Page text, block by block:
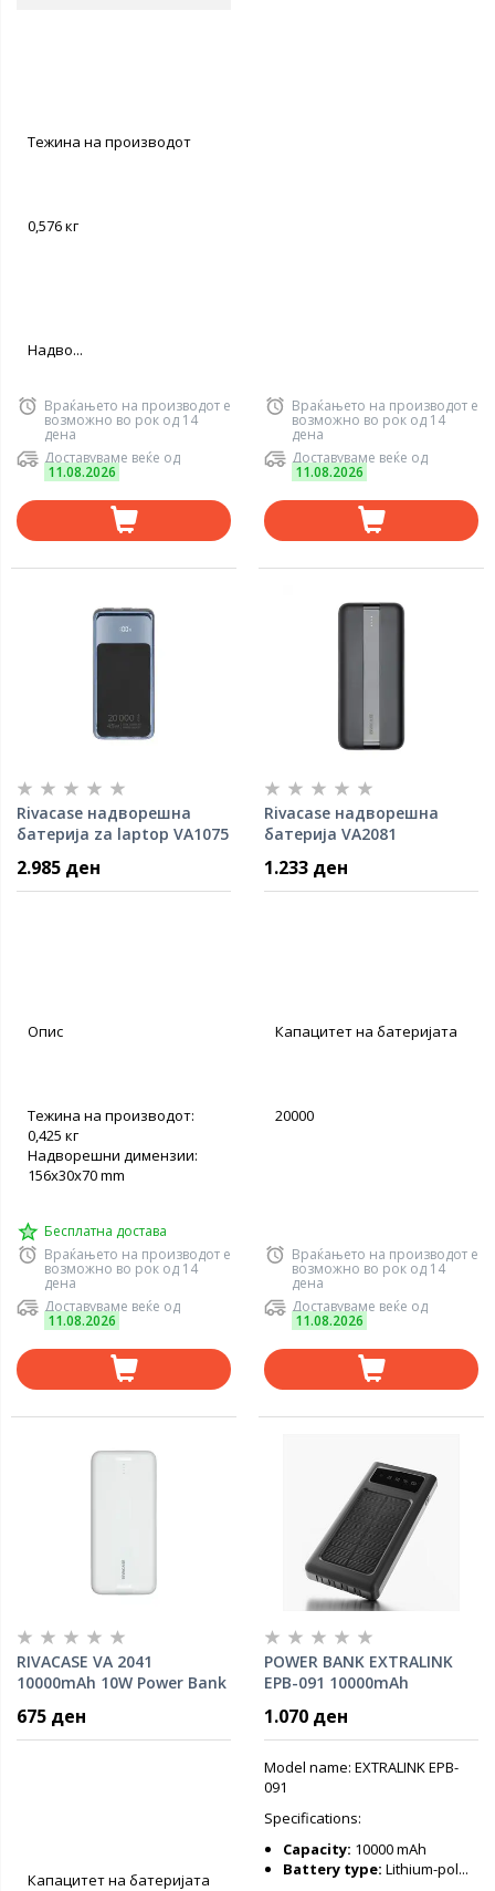
Тежина на производот
0,576 кг
Надво...
Враќањето на производот е
возможно во рок од 14
дена
Доставуваме веќе од
11.08.2026
Враќањето на производот е
возможно во рок од 14
дена
Доставуваме веќе од
11.08.2026
Rivacase надворешна
батерија za laptop VA1075
2.985 ден
Опис
Тежина на производот:
0,425 кг
Надворешни димензии:
156x30x70 mm
Бесплатна достава
Враќањето на производот е
возможно во рок од 14
дена
Доставуваме веќе од
11.08.2026
Rivacase надворешна
батерија VA2081
1.233 ден
Капацитет на батеријата
20000
Враќањето на производот е
возможно во рок од 14
дена
Доставуваме веќе од
11.08.2026
RIVACASE VA 2041
10000mAh 10W Power Bank
675 ден
Капацитет на батеријата
POWER BANK EXTRALINK
EPB-091 10000mAh
torch, Dual input (Micro-
USB, USB-C) /output(
2xUSB-A), IPX4, w/solar
panel, x4 cables included
(USB-A, microUSB, Type-C,
Lightning), Black
1.070 ден
Model name: EXTRALINK EPB-
091
Specifications:
Capacity: 10000 mAh
Battery type: Lithium-pol...